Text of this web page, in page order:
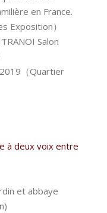
en France.
Exposition）
Salon
（Quartier
à deux voix entre
et abbaye